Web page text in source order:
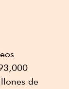
de